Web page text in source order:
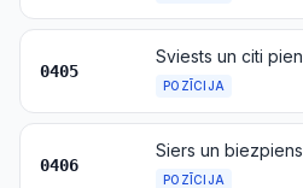
0405
POZĪCIJA
0406
Siers un biezpiens
POZĪCIJA